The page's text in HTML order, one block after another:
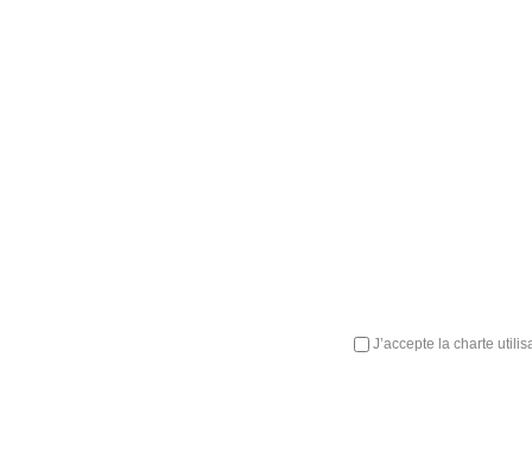
J’accepte la charte